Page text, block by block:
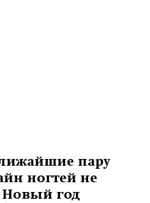
пару
ногтей не
Новый год